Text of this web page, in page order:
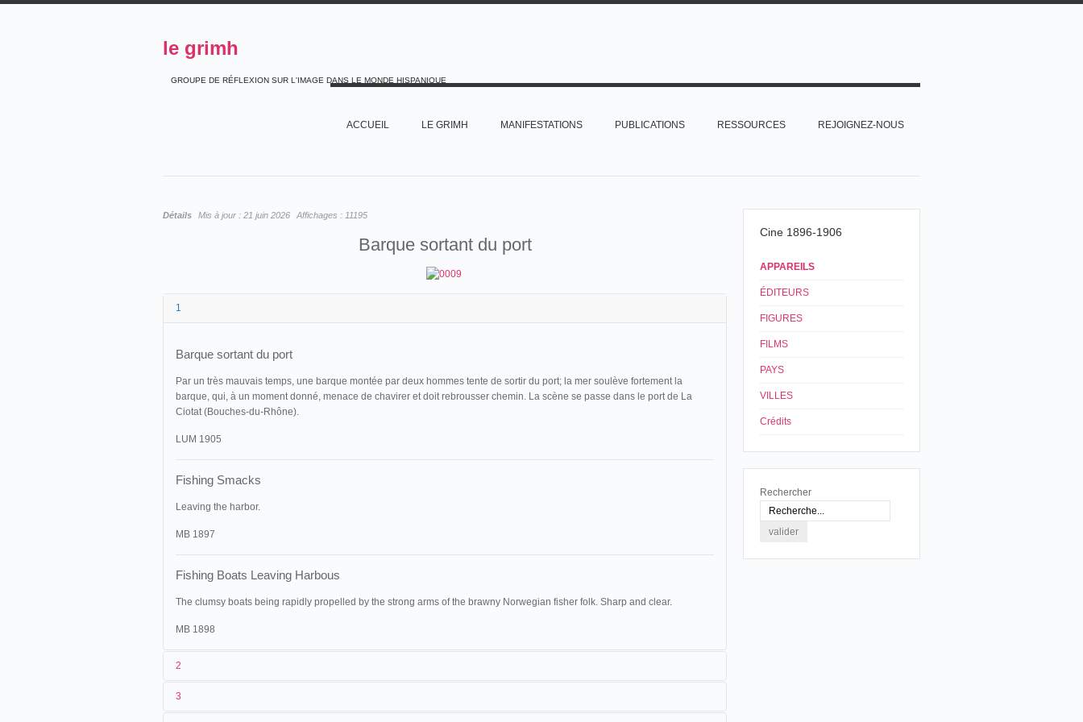
le grimh
GROUPE DE RÉFLEXION SUR L'IMAGE DANS LE MONDE HISPANIQUE
ACCUEIL LE GRIMH MANIFESTATIONS PUBLICATIONS RESSOURCES REJOIGNEZ-NOUS
Détails Mis à jour : 21 juin 2026 Affichages : 11195
Barque sortant du port
1
Barque sortant du port
Par un très mauvais temps, une barque montée par deux hommes tente de sortir du port; la mer soulève fortement la
barque, qui, à un moment donné, menace de chavirer et doit rebrousser chemin. La scène se passe dans le port de La
Ciotat (Bouches-du-Rhône).
LUM 1905
Fishing Smacks
Leaving the harbor.
MB 1897
Fishing Boats Leaving Harbous
The clumsy boats being rapidly propelled by the strong arms of the brawny Norwegian fisher folk. Sharp and clear.
MB 1898
2
3
Cine 1896-1906
APPAREILS
ÉDITEURS
FIGURES
FILMS
PAYS
VILLES
Crédits
Rechercher